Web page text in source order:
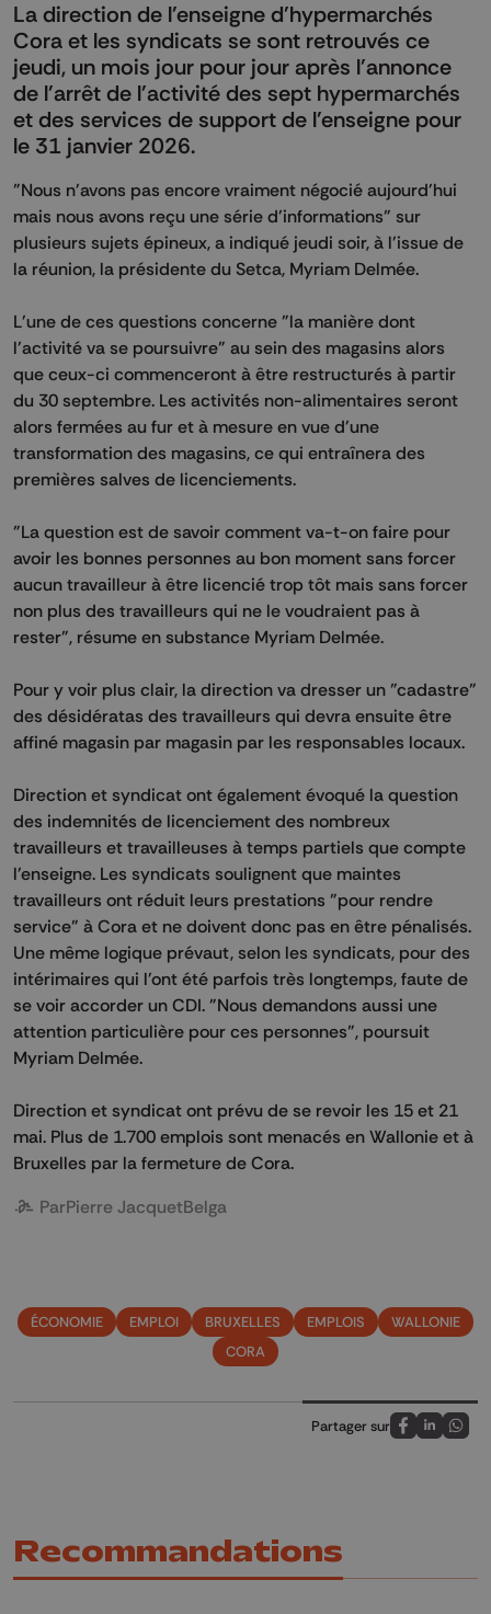
La direction de l'enseigne d'hypermarchés
Cora et les syndicats se sont retrouvés ce
jeudi, un mois jour pour jour après l'annonce
de l'arrêt de l'activité des sept hypermarchés
et des services de support de l'enseigne pour
le 31 janvier 2026.
"Nous n'avons pas encore vraiment négocié aujourd'hui
mais nous avons reçu une série d'informations" sur
plusieurs sujets épineux, a indiqué jeudi soir, à l'issue de
la réunion, la présidente du Setca, Myriam Delmée.
L'une de ces questions concerne "la manière dont
l'activité va se poursuivre" au sein des magasins alors
que ceux-ci commenceront à être restructurés à partir
du 30 septembre. Les activités non-alimentaires seront
alors fermées au fur et à mesure en vue d'une
transformation des magasins, ce qui entraînera des
premières salves de licenciements.
"La question est de savoir comment va-t-on faire pour
avoir les bonnes personnes au bon moment sans forcer
aucun travailleur à être licencié trop tôt mais sans forcer
non plus des travailleurs qui ne le voudraient pas à
rester", résume en substance Myriam Delmée.
Pour y voir plus clair, la direction va dresser un "cadastre"
des désidératas des travailleurs qui devra ensuite être
affiné magasin par magasin par les responsables locaux.
Direction et syndicat ont également évoqué la question
des indemnités de licenciement des nombreux
travailleurs et travailleuses à temps partiels que compte
l'enseigne. Les syndicats soulignent que maintes
travailleurs ont réduit leurs prestations "pour rendre
service" à Cora et ne doivent donc pas en être pénalisés.
Une même logique prévaut, selon les syndicats, pour des
intérimaires qui l'ont été parfois très longtemps, faute de
se voir accorder un CDI. "Nous demandons aussi une
attention particulière pour ces personnes", poursuit
Myriam Delmée.
Direction et syndicat ont prévu de se revoir les 15 et 21
mai. Plus de 1.700 emplois sont menacés en Wallonie et à
Bruxelles par la fermeture de Cora.
ParPierre JacquetBelga
ÉCONOMIE EMPLOI BRUXELLES EMPLOIS
WALLONIE
CORA
Partager sur
Partagez sur
Partagez
Recommandations